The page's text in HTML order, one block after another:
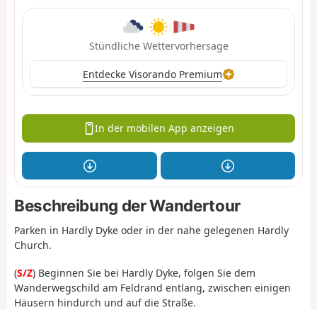
Stündliche Wettervorhersage
Entdecke Visorando Premium
In der mobilen App anzeigen
Beschreibung der Wandertour
Parken in Hardly Dyke oder in der nahe gelegenen Hardly
Church.
(S/Z) Beginnen Sie bei Hardly Dyke, folgen Sie dem
Wanderwegschild am Feldrand entlang, zwischen einigen
Häusern hindurch und auf die Straße.